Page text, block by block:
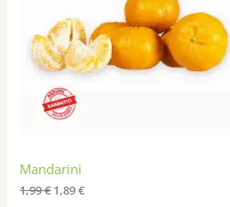
Mandarini
1,99€1,89€